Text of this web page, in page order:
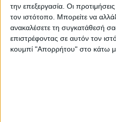
την επεξεργασία. Οι
τον ιστότοπο. Μπορείτε να
ανακαλέσετε τη συγκατάθεσή
επιστρέφοντας σε αυτόν τον
κουμπί "Απορρήτου" στο κάτω
Θεοδόσης